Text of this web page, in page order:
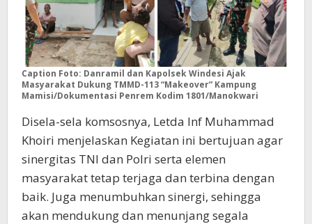
Caption Foto: Danramil dan Kapolsek Windesi Ajak
Masyarakat Dukung TMMD-113 “Makeover” Kampung
Mamisi/Dokumentasi Penrem Kodim 1801/Manokwari
Disela-sela komsosnya, Letda Inf Muhammad
Khoiri menjelaskan Kegiatan ini bertujuan agar
sinergitas TNI dan Polri serta elemen
masyarakat tetap terjaga dan terbina dengan
baik. Juga menumbuhkan sinergi, sehingga
akan mendukung dan menunjang segala